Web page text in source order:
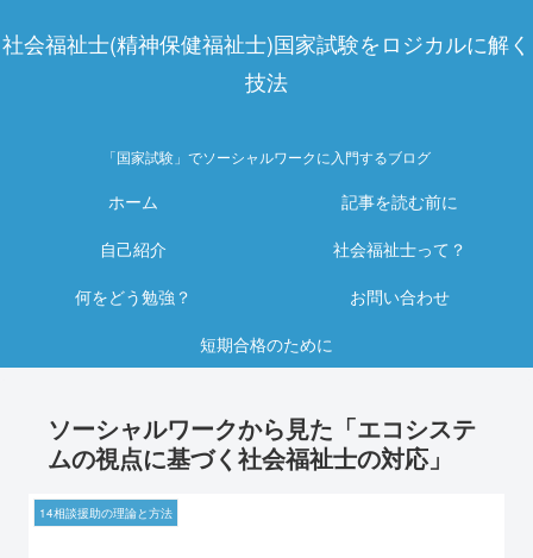
社会福祉士(精神保健福祉士)国家試験をロジカルに解く
技法
「国家試験」でソーシャルワークに入門するブログ
ホーム
記事を読む前に
自己紹介
社会福祉士って？
何をどう勉強？
お問い合わせ
短期合格のために
ソーシャルワークから見た「エコシステ
ムの視点に基づく社会福祉士の対応」
14相談援助の理論と方法